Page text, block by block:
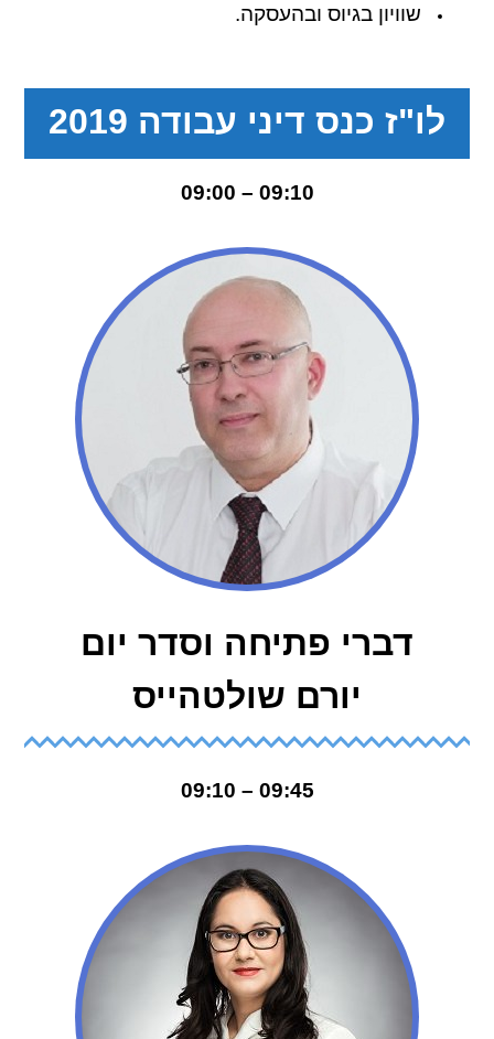
שוויון בגיוס ובהעסקה.
לו"ז כנס דיני עבודה 2019
09:10 – 09:00
דברי פתיחה וסדר יום
יורם שולטהייס
09:45 – 09:10